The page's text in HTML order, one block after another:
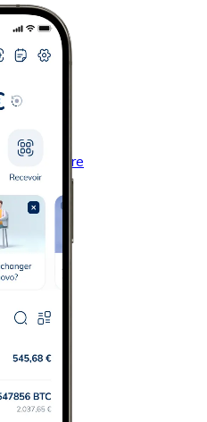
bancaire